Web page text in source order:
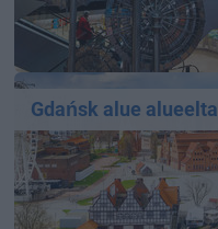
Gdańsk alue alueelta